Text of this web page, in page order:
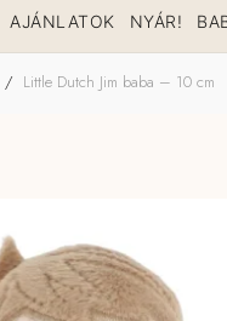
AJÁNLATOK NYÁR!
Little Dutch Jim baba – 10 cm